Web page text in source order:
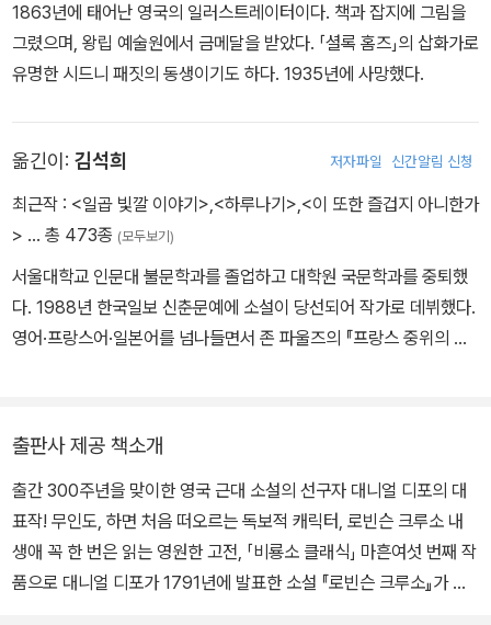
까운 나이에 출간한 대표작 《로빈슨 크루소》는 초판이 출간되자마자
큰 인기를 누리며 베스트셀러가 되었다. 그 인기에 힘입어 그해 8월
속편과 이듬해 후속편이 출간되었다. 1731년 소유지가 법적 분규에
휘말리자 채무자들을 피해 다니다가 뇌졸중으로 세상을 떠났다.
1863년에 태어난 영국의 일러스트레이터이다. 책과 잡지에 그림을
그렸으며, 왕립 예술원에서 금메달을 받았다. 「셜록 홈즈」의 삽화가로
유명한 시드니 패짓의 동생이기도 하다. 1935년에 사망했다.
옮긴이: 김석희 저자파일 신간알림 신청
최근작 : <일곱 빛깔 이야기>,<하루나기>,<이 또한 즐겁지 아니한가
> … 총 473종 (모두보기)
서울대학교 인문대 불문학과를 졸업하고 대학원 국문학과를 중퇴했
다. 1988년 한국일보 신춘문예에 소설이 당선되어 작가로 데뷔했다.
영어·프랑스어·일본어를 넘나들면서 존 파울즈의 『프랑스 중위의 여
시오노 나나미의 「로마인 이야기』 시리즈 등 많은 책을 번역했다.
출판사 제공 책소개
출간 300주년을 맞이한 영국 근대 소설의 선구자 대니얼 디포의 대
표작! 무인도, 하면 처음 떠오르는 독보적 캐릭터, 로빈슨 크루소 내
생애 꼭 한 번은 읽는 영원한 고전, 「비룡소 클래식」 마흔여섯 번째 작
품으로 대니얼 디포가 1791년에 발표한 소설 『로빈슨 크루소』가 출